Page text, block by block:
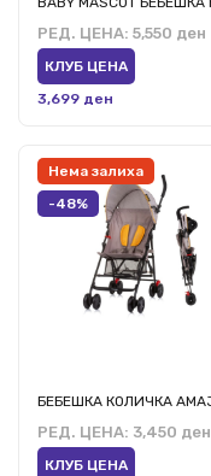
РЕД. ЦЕНА: 5,550 ден
КЛУБ ЦЕНА
3,699 ден
Нема залиха
-48%
РЕД. ЦЕНА: 3,450 ден
КЛУБ ЦЕНА